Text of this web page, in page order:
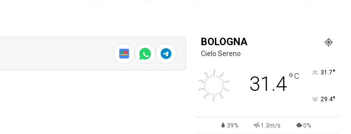
BOLOGNA
Cielo Sereno
31.4°C 31.7°
29.4°
39% 1.3m/s 0%